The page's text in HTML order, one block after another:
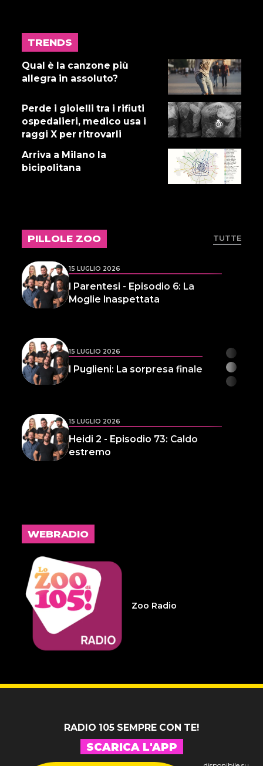
TRENDS
Qual è la canzone più
allegra in assoluto?
Perde i gioielli tra i rifiuti
ospedalieri, medico usa i
raggi X per ritrovarli
Arriva a Milano la
bicipolitana
PILLOLE ZOO TUTTE
17 LUGLIO 2026
Gnano 5 - Episodio 14
16 LUGLIO 2026
Dove abita Ennio 103: Revisione
15 LUGLIO 2026
I Parentesi - Episodio 6: La
Moglie Inaspettata
15 LUGLIO 2026
I Puglieni: La sorpresa finale
15 LUGLIO 2026
Heidi 2 - Episodio 73: Caldo
estremo
frammenti d'anima 32
14 LUGLIO 2026
Infameria Telefonica -
Sospensione patente
WEBRADIO
Zoo Radio
RADIO 105 SEMPRE CON TE!
SCARICA L'APP